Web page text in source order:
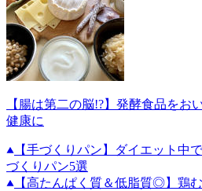
【腸は第二の脳!?】発酵食品をお
健康に
【手づくりパン】ダイエット中
づくりパン5選
【高たんぱく質＆低脂質◎】鶏